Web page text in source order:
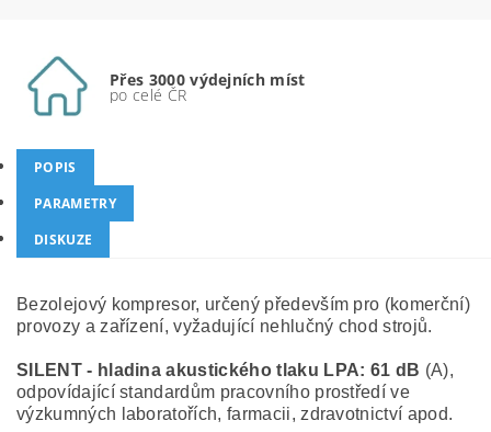
Přes 3000 výdejních míst
po celé ČR
POPIS
PARAMETRY
DISKUZE
Bezolejový kompresor, určený především pro (komerční)
provozy a zařízení, vyžadující nehlučný chod strojů.
SILENT - hladina akustického tlaku LPA: 61 dB (A),
odpovídající standardům pracovního prostředí ve
výzkumných laboratořích, farmacii, zdravotnictví apod.